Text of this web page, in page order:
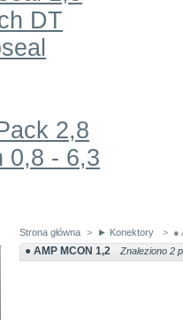
DT
2,8
0,8 - 6,3
Strona główna > ► Konektory > ●
● AMP MCON 1,2 Znaleziono 2